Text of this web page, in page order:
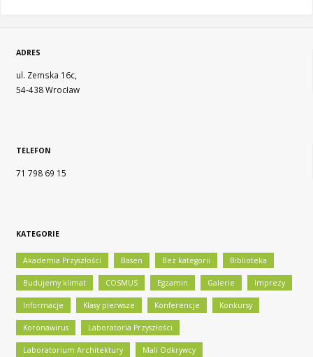
ADRES
ul. Zemska 16c,
54-438 Wrocław
TELEFON
71 798 69 15
KATEGORIE
Akademia Przyszłości Basen Bez kategorii Biblioteka
Budujemy klimat COSMUS Egzamin Galerie Imprezy
Informacje Klasy pierwsze Konferencje Konkursy
Koronawirus Laboratoria Przyszłości
Laboratorium Architektury Mali Odkrywcy